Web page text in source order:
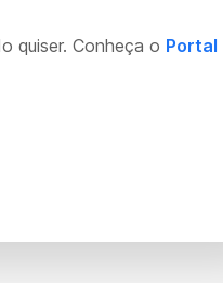
quiser. Conheça o Portal